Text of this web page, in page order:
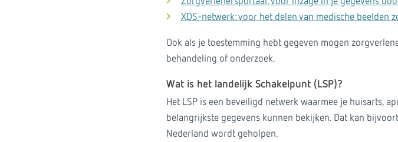
XDS-netwerk: voor het delen van medische beelden
Ook als je toestemming hebt gegeven mogen
behandeling of onderzoek.
Wat is het landelijk Schakelpunt (LSP)?
Het LSP is een beveiligd netwerk waarmee je huisarts,
belangrijkste gegevens kunnen bekijken. Dat kan
Nederland wordt geholpen.